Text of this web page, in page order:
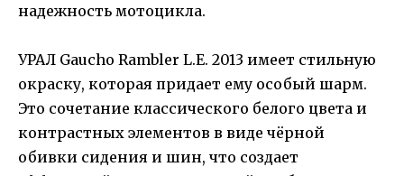
надежность мотоцикла.
УРАЛ Gaucho Rambler L.E. 2013 имеет стильную
окраску, которая придает ему особый шарм.
Это сочетание классического белого цвета и
контрастных элементов в виде чёрной
обивки сидения и шин, что создает